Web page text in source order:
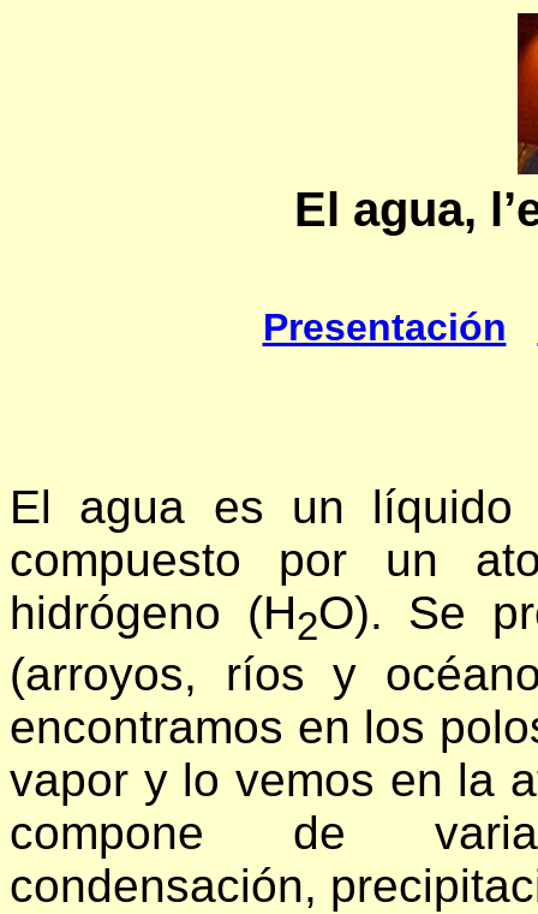
El agua, l’
Presentación
El agua es un líquido
compuesto por un
hidrógeno (H2O). Se
(arroyos, ríos y
encontramos en los
vapor y lo vemos en la
compone de
condensación,